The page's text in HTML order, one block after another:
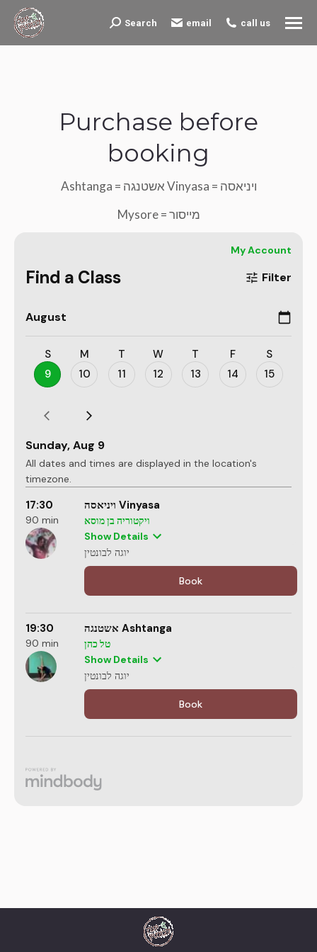
Search:
Search email call us
Purchase before
booking
Ashtanga = אשטנגה Vinyasa = ויניאסה
Mysore = מייסור